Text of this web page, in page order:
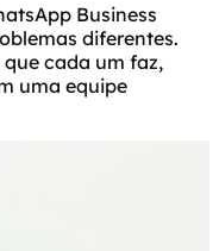
Business
diferentes.
cada um faz,
uma equipe